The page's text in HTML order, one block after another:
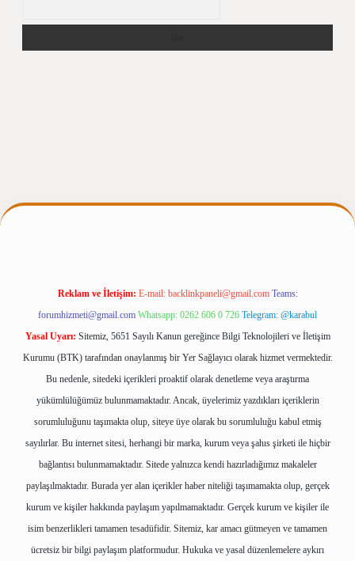
betexpergir.net
Reklam ve İletişim: E-mail: backlinkpaneli@gmail.com Teams:
forumhizmeti@gmail.com Whatsapp: 0262 606 0 726 Telegram: @karabul
Yasal Uyarı: Sitemiz, 5651 Sayılı Kanun gereğince Bilgi Teknolojileri ve İletişim
Kurumu (BTK) tarafından onaylanmış bir Yer Sağlayıcı olarak hizmet vermektedir.
Bu nedenle, sitedeki içerikleri proaktif olarak denetleme veya araştırma
yükümlülüğümüz bulunmamaktadır. Ancak, üyelerimiz yazdıkları içeriklerin
sorumluluğunu taşımakta olup, siteye üye olarak bu sorumluluğu kabul etmiş
sayılırlar. Bu internet sitesi, herhangi bir marka, kurum veya şahıs şirketi ile hiçbir
bağlantısı bulunmamaktadır. Sitede yalnızca kendi hazırladığımız makaleler
paylaşılmaktadır. Burada yer alan içerikler haber niteliği taşımamakta olup, gerçek
kurum ve kişiler hakkında paylaşım yapılmamaktadır. Gerçek kurum ve kişiler ile
isim benzerlikleri tamamen tesadüfidir. Sitemiz, kar amacı gütmeyen ve tamamen
ücretsiz bir bilgi paylaşım platformudur. Hukuka ve yasal düzenlemelere aykırı